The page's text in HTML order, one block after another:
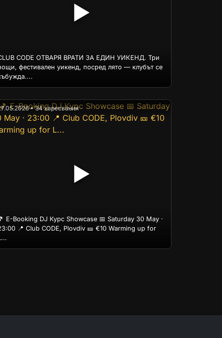
▶
CODE ОТВАРЯ ВРАТИ ЗА ЕДИН УИКЕНД. Три
фестивален уикенд, посред лято — клубът се
▶
• 34 харесвания
E-Booking DJ Курс Showcase 📅 Saturday 30 May ·
📍 Club CODE, Plovdiv 🎫 €10 Warming up for